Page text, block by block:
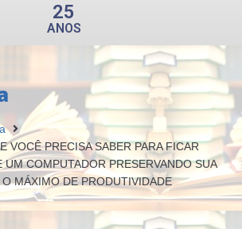
25
ANOS
VOCÊ PRECISA SABER PARA FICAR
UM COMPUTADOR PRESERVANDO SUA
MÁXIMO DE PRODUTIVIDADE